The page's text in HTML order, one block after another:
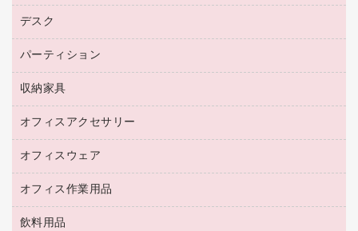
インクカートリッジ
ハガキ用紙
その他コピー用紙・プリンタ用紙
コピー用紙
ネットワーク／ＬＡＮ機器
ネットワーク／ＬＡＮアクセサリー
セキュリティ用品
ＵＳＢハブ／ＵＳＢアクセサリー
ＯＡフィルター
ＯＡクリーナー／エアダスター
ファクシミリ
デジタルカメラ
スキャナー
コピー機
ＣＤ－ＲＷ
ＣＤ－Ｒ
メディア収納用品
応接イス・ベンチ
オフィスチェア
デスク
ミーティングテーブル
デスク
カウンター
パーティション
ホワイトボード・黒板
収納家具
保管庫・書庫
ロッカー・下駄箱
その他収納
オフィスアクセサリー
オフィスアクセサリー
オフィスウェア
医療・介護・ワーキングウェア
ブラウス・シャツ
オフィス作業用品
養生用品
飲料用品